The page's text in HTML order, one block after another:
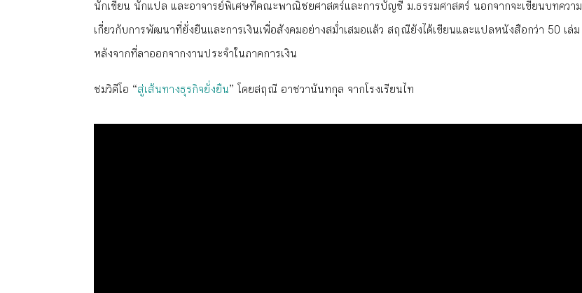
นักเขียน นักแปล และอาจารย์พิเศษที่คณะพาณิชยศาสตร์และการบัญชี ม.ธรรมศาสตร์ นอกจากจะเขียนบทความ
เกี่ยวกับการพัฒนาที่ยั่งยืนและการเงินเพื่อสังคมอย่างสม่ำเสมอแล้ว สฤณียังได้เขียนและแปลหนังสือกว่า 50 เล่ม
หลังจากที่ลาออกจากงานประจำในภาคการเงิน
ชมวิดีโอ “สู่เส้นทางธุรกิจยั่งยืน” โดยสฤณี อาชวานันทกุล จากโรงเรียนไท